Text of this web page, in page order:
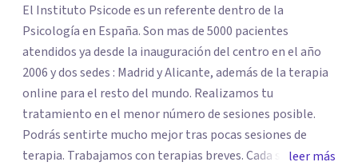
El Instituto Psicode es un referente dentro de la
Psicología en España. Son mas de 5000 pacientes
atendidos ya desde la inauguración del centro en el año
2006 y dos sedes : Madrid y Alicante, además de la terapia
online para el resto del mundo. Realizamos tu
tratamiento en el menor número de sesiones posible.
Podrás sentirte mucho mejor tras pocas sesiones de
terapia. Trabajamos con terapias breves. Cada sesión de
leer más